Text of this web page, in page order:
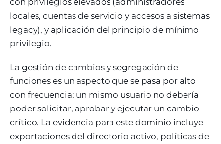
locales, cuentas de servicio y accesos a sistemas
legacy), y aplicación del principio de mínimo
privilegio.
La gestión de cambios y segregación de
funciones es un aspecto que se pasa por alto
con frecuencia: un mismo usuario no debería
poder solicitar, aprobar y ejecutar un cambio
crítico. La evidencia para este dominio incluye
exportaciones del directorio activo, políticas de